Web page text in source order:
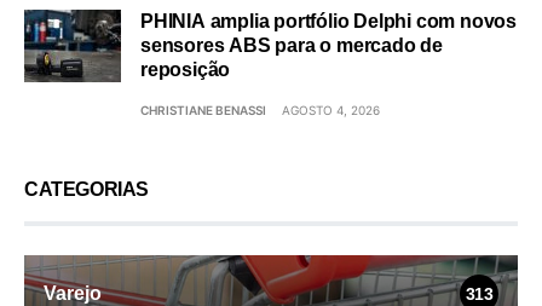
PHINIA amplia portfólio Delphi com novos
sensores ABS para o mercado de
reposição
CHRISTIANE BENASSI AGOSTO 4, 2026
CATEGORIAS
Varejo 313